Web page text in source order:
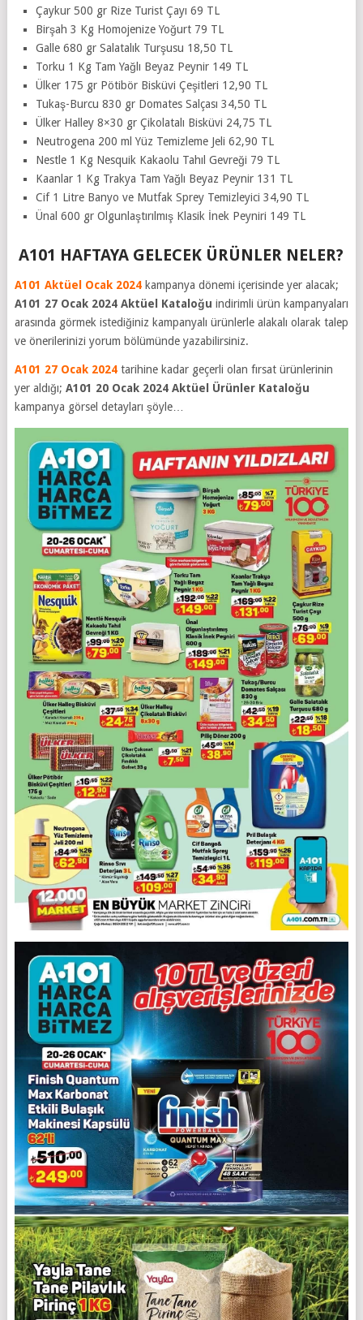
Çaykur 500 gr Rize Turist Çayı 69 TL
Birşah 3 Kg Homojenize Yoğurt 79 TL
Galle 680 gr Salatalık Turşusu 18,50 TL
Torku 1 Kg Tam Yağlı Beyaz Peynir 149 TL
Ülker 175 gr Pötibör Bisküvi Çeşitleri 12,90 TL
Tukaş-Burcu 830 gr Domates Salçası 34,50 TL
Ülker Halley 8×30 gr Çikolatalı Bisküvi 24,75 TL
Neutrogena 200 ml Yüz Temizleme Jeli 62,90 TL
Nestle 1 Kg Nesquik Kakaolu Tahıl Gevreği 79 TL
Kaanlar 1 Kg Trakya Tam Yağlı Beyaz Peynir 131 TL
Cif 1 Litre Banyo ve Mutfak Sprey Temizleyici 34,90 TL
Ünal 600 gr Olgunlaştırılmış Klasik İnek Peyniri 149 TL
A101 HAFTAYA GELECEK ÜRÜNLER NELER?
A101 Aktüel Ocak 2024kampanya dönemi içerisinde yer alacak;
A101 27 Ocak 2024 Aktüel Kataloğu indirimli ürün kampanyaları
arasında görmek istediğiniz kampanyalı ürünlerle alakalı olarak talep
ve önerilerinizi yorum bölümünde yazabilirsiniz.
A101 27 Ocak 2024 tarihine kadar geçerli olan fırsat ürünlerinin
yer aldığı; A101 20 Ocak 2024Aktüel Ürünler Kataloğu
kampanya görsel detayları şöyle…